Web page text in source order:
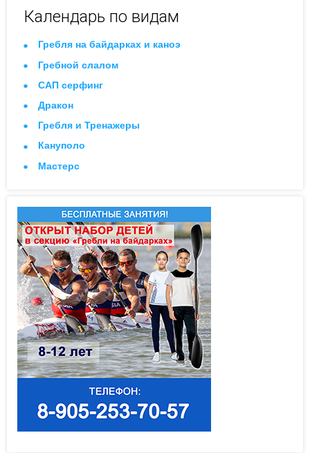
Календарь по видам
Гребля на байдарках и каноэ
Гребной слалом
САП серфинг
Дракон
Гребля и Тренажеры
Кануполо
Мастерс